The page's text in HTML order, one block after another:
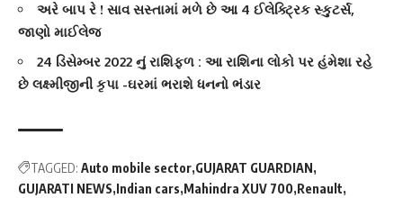
અરે બાપ રે ! સાવ સસ્તામાં મળે છે આ 4 ઈલેક્ટ્રિક સ્કુટર્સ,
જાણો માઈલેજ
24 ડિસેમ્બર 2022 નું રાશિફળ : આ રાશિના લોકો પર હંમેશા રહે
છે લક્ષ્મીજીની કૃપા -ઘરમાં ભરાશે ધનનો ભંડાર
TAGGED: Auto mobile sector GUJARAT GUARDIAN
GUJARATI NEWS Indian cars Mahindra XUV 700 Renault